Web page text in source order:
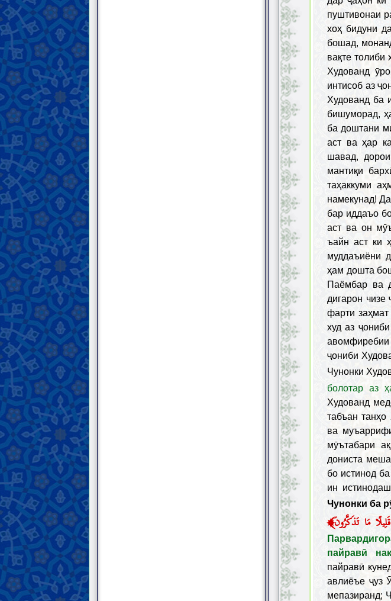
пуштивонаи
хоҳ бидуни
бошад,
вақте толиби
Худованд
интисоб аз
Худованд ба
бишуморад,
ба доштани
аст ва ҳар
шавад,
мантиқи
таҳаккуми
намекунад!
бар иддаъо
аст ва он
ъайн аст ки
муддаъиёни
ҳам дошта
Паёмбар ва
дигарон чизе
фарти
худ аз
ҷониби
Чунонки
болотар аз
Худованд
табъан
ва
мӯътабари
дониста
бо истинод
ин
Чунонки ба
مَا تَذَكَّرُونَ﴾
пайравӣ
пайравӣ
авлиёъе ҷуз
мепазиранд;